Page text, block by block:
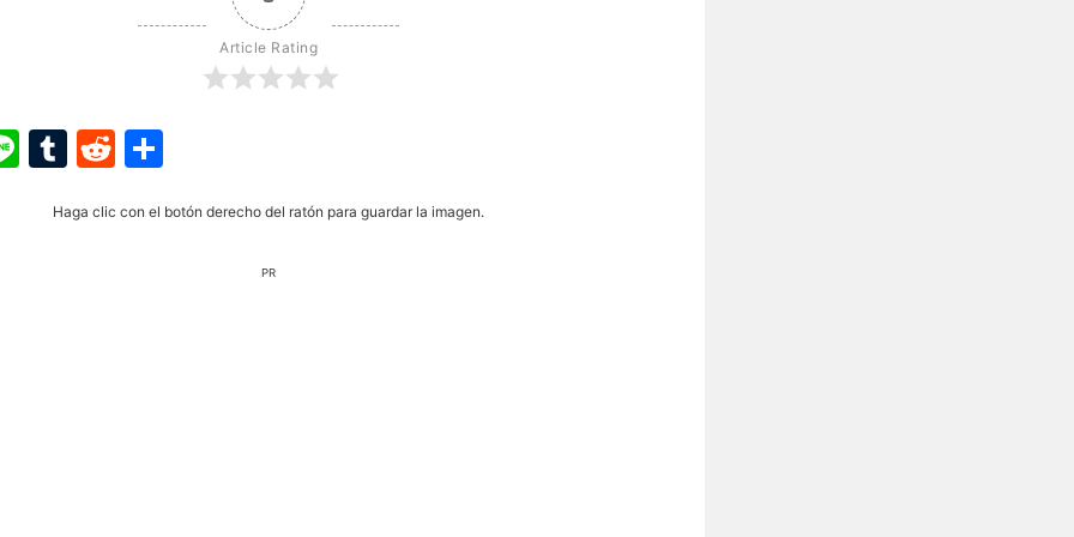
Article Rating
LineTumblr
Reddit
Haga clic con el botón derecho del ratón para guardar la imagen.
PR